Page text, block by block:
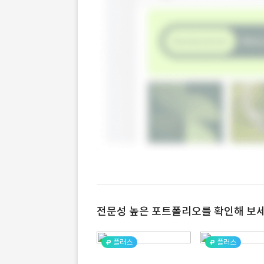
전문성 높은 포트폴리오를 확인해 보
플러스 플러스